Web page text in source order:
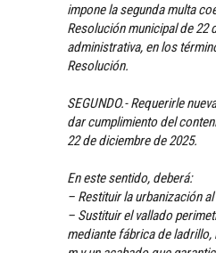
impone la segunda multa
Resolución municipal de 22
administrativa, en los
Resolución.
SEGUNDO.- Requerirle
dar cumplimiento del
22 de diciembre de 2025.
En este sentido, deberá:
– Restituir la urbanización
– Sustituir el vallado
mediante fábrica de ladrillo,